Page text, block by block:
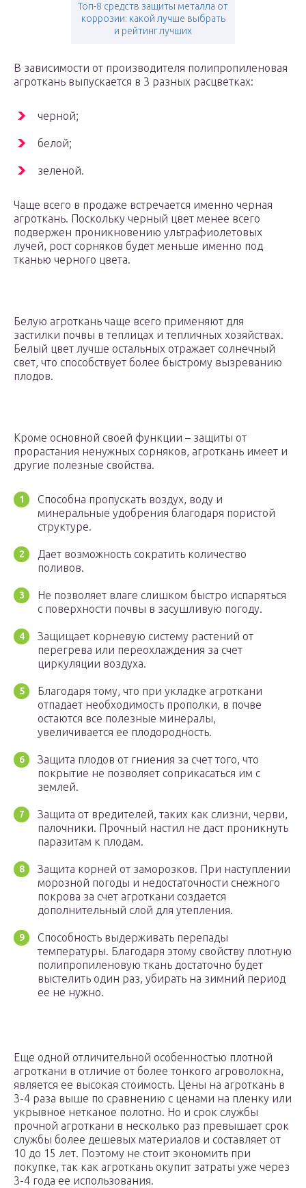
Топ-8 средств защиты металла от
коррозии: какой лучше выбрать
и рейтинг лучших
В зависимости от производителя полипропиленовая
агроткань выпускается в 3 разных расцветках:
черной;
белой;
зеленой.
Чаще всего в продаже встречается именно черная
агроткань. Поскольку черный цвет менее всего
подвержен проникновению ультрафиолетовых
лучей, рост сорняков будет меньше именно под
тканью черного цвета.
Белую агроткань чаще всего применяют для
застилки почвы в теплицах и тепличных хозяйствах.
Белый цвет лучше остальных отражает солнечный
свет, что способствует более быстрому вызреванию
плодов.
Кроме основной своей функции – защиты от
прорастания ненужных сорняков, агроткань имеет и
другие полезные свойства.
Способна пропускать воздух, воду и
минеральные удобрения благодаря пористой
структуре.
Дает возможность сократить количество
поливов.
Не позволяет влаге слишком быстро испаряться
с поверхности почвы в засушливую погоду.
Защищает корневую систему растений от
перегрева или переохлаждения за счет
циркуляции воздуха.
Благодаря тому, что при укладке агроткани
отпадает необходимость прополки, в почве
остаются все полезные минералы,
увеличивается ее плодородность.
Защита плодов от гниения за счет того, что
покрытие не позволяет соприкасаться им с
землей.
Защита от вредителей, таких как слизни, черви,
палочники. Прочный настил не даст проникнуть
паразитам к плодам.
Защита корней от заморозков. При наступлении
морозной погоды и недостаточности снежного
покрова за счет агроткани создается
дополнительный слой для утепления.
Способность выдерживать перепады
температуры. Благодаря этому свойству плотную
полипропиленовую ткань достаточно будет
выстелить один раз, убирать на зимний период
ее не нужно.
Еще одной отличительной особенностью плотной
агроткани в отличие от более тонкого агроволокна,
является ее высокая стоимость. Цены на агроткань в
3-4 раза выше по сравнению с ценами на пленку или
укрывное нетканое полотно. Но и срок службы
прочной агроткани в несколько раз превышает срок
службы более дешевых материалов и составляет от
10 до 15 лет. Поэтому не стоит экономить при
покупке, так как агроткань окупит затраты уже через
3-4 года ее использования.